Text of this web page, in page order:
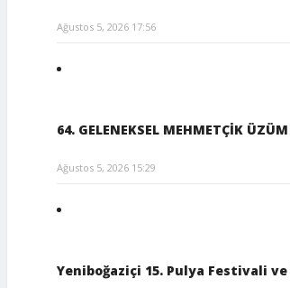
Ağustos 5, 2026 17:56
64. GELENEKSEL MEHMETÇİK
Ağustos 5, 2026 15:29
Yeniboğaziçi 15. Pulya Festivali